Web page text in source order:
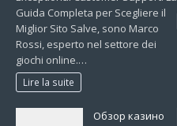
Guida Completa per Scegliere il
Miglior Sito Salve, sono Marco
Rossi, esperto nel settore dei
giochi online.…
Lire la suite
Обзор казино